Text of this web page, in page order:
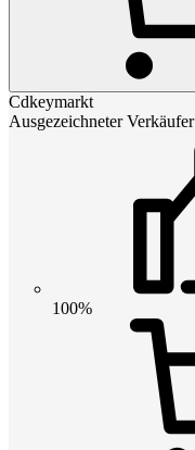
Cdkeymarkt
Ausgezeichneter Verkäufer
100%